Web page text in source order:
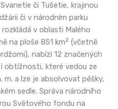
či Tušetie, krajinou
či v národním parku
v oblasti Malého
na ploše 851 km2 (včetně
nabízí 12 značených
obtížnosti, které vedou ze
a lze je absolvovat pěšky,
sedle. Správa národního
Světového fondu na